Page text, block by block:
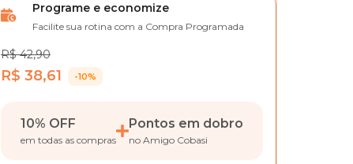
Programe e economize
Facilite sua rotina com a Compra Programada
R$ 42,90
R$ 38,61 -10%
10% OFF
em todas as compras
Pontos em dobro
no Amigo Cobasi